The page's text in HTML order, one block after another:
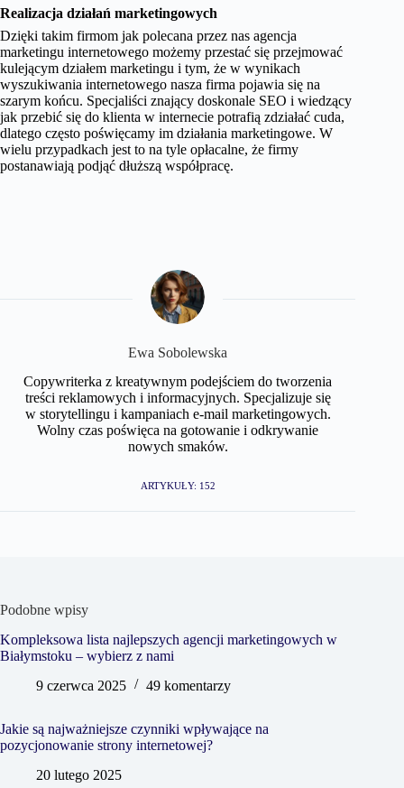
Realizacja działań marketingowych
Dzięki takim firmom jak polecana przez nas agencja
marketingu internetowego możemy przestać się przejmować
kulejącym działem marketingu i tym, że w wynikach
wyszukiwania internetowego nasza firma pojawia się na
szarym końcu. Specjaliści znający doskonale SEO i wiedzący
jak przebić się do klienta w internecie potrafią zdziałać cuda,
dlatego często poświęcamy im działania marketingowe. W
wielu przypadkach jest to na tyle opłacalne, że firmy
postanawiają podjąć dłuższą współpracę.
Ewa Sobolewska
Copywriterka z kreatywnym podejściem do tworzenia
treści reklamowych i informacyjnych. Specjalizuje się
w storytellingu i kampaniach e-mail marketingowych.
Wolny czas poświęca na gotowanie i odkrywanie
nowych smaków.
ARTYKUŁY: 152
Podobne wpisy
Kompleksowa lista najlepszych agencji marketingowych w
Białymstoku – wybierz z nami
9 czerwca 2025
49 komentarzy
Jakie są najważniejsze czynniki wpływające na
pozycjonowanie strony internetowej?
20 lutego 2025